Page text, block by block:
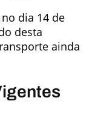
dia 14 de
desta
ainda